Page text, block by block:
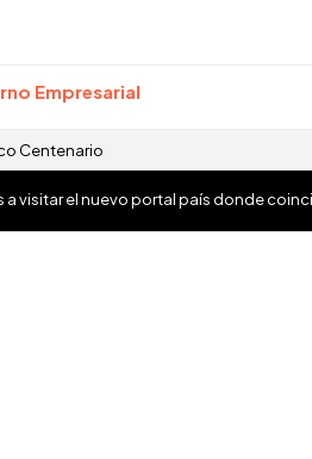
Empresarial
Centenario
a visitar el nuevo portal país donde